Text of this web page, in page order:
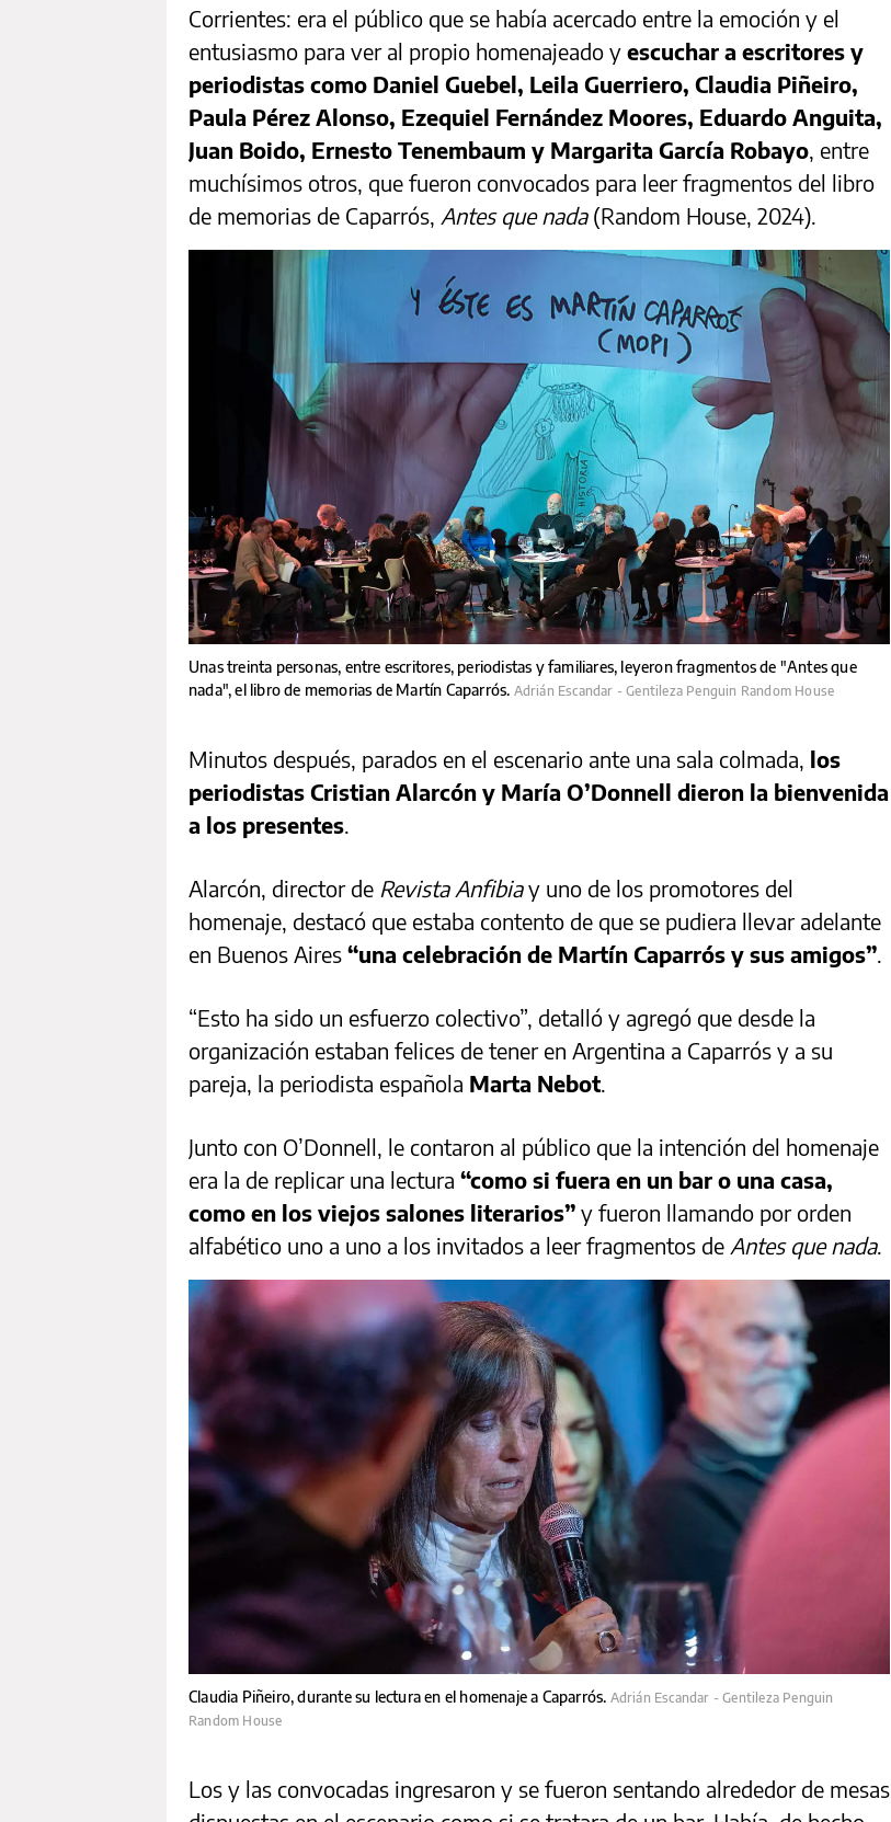
Corrientes: era el público que se había acercado entre la emoción y el
entusiasmo para ver al propio homenajeado y escuchar a escritores y
periodistas como Daniel Guebel, Leila Guerriero, Claudia Piñeiro,
Paula Pérez Alonso, Ezequiel Fernández Moores, Eduardo Anguita,
Juan Boido, Ernesto Tenembaum y Margarita García Robayo, entre
muchísimos otros, que fueron convocados para leer fragmentos del libro
de memorias de Caparrós, Antes que nada(Random House, 2024).
Unas treinta personas, entre escritores, periodistas y familiares, leyeron fragmentos de "Antes que
nada", el libro de memorias de Martín Caparrós. Adrián Escandar - Gentileza Penguin Random House
Minutos después, parados en el escenario ante una sala colmada, los
periodistas Cristian Alarcón y María O’Donnell dieron la bienvenida
a los presentes.
Alarcón, director de Revista Anfibiay uno de los promotores del
homenaje, destacó que estaba contento de que se pudiera llevar adelante
en Buenos Aires “una celebración de Martín Caparrós y sus amigos”.
“Esto ha sido un esfuerzo colectivo”, detalló y agregó que desde la
organización estaban felices de tener en Argentina a Caparrós y a su
pareja, la periodista española Marta Nebot.
Junto con O’Donnell, le contaron al público que la intención del homenaje
era la de replicar una lectura “como si fuera en un bar o una casa,
como en los viejos salones literarios” y fueron llamando por orden
alfabético uno a uno a los invitados a leer fragmentos de Antes que nada.
Claudia Piñeiro, durante su lectura en el homenaje a Caparrós. Adrián Escandar - Gentileza Penguin
Random House
Los y las convocadas ingresaron y se fueron sentando alrededor de mesas